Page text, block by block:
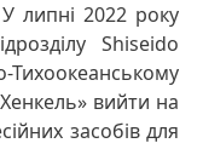
липні 2022 року
Shiseido
вийти на
засобів для